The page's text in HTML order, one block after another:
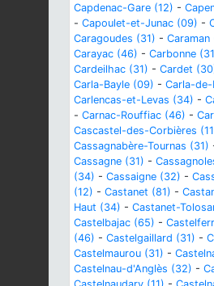
Capdenac-Gare (12) -
- Capoulet-et-Junac (09) -
Caragoudes (31) - Caraman
Carayac (46) - Carbonne
Cardeilhac (31) - Cardet
Carla-Bayle (09) - Carla-
Carlencas-et-Levas (34) -
- Carnac-Rouffiac (46) -
Cascastel-des-Corbières
Cassagnabère-Tournas (31)
Cassagne (31) -
(34) - Cassaigne (32) -
(12) - Castanet (81) -
Haut (34) - Castanet-
Castelbajac (65) -
(46) - Castelgaillard (31) -
Castelmaurou (31) -
Castelnau-d'Anglès (32) -